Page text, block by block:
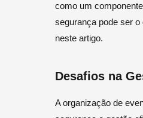
como um
segurança pode ser
neste artigo.
Desafios na
A organização de